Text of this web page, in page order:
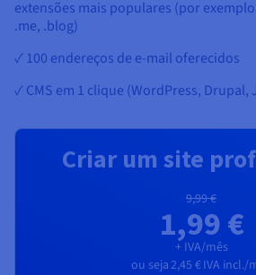
extensões mais populares (por
.me, .blog)
✓ 100 endereços de e-mail oferecidos
✓ CMS em 1 clique (WordPress, Drupal,
Criar um site
9,99 €
1,99 €
+ IVA/mês
ou seja2,45 €IVA incl./